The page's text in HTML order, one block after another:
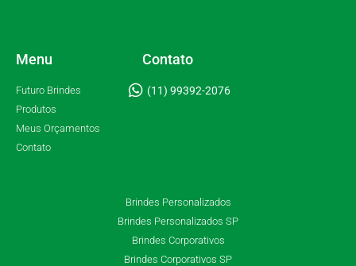
Menu
Futuro Brindes
Produtos
Meus Orçamentos
Contato
Contato
(11) 99392-2076
Brindes Personalizados
Brindes Personalizados SP
Brindes Corporativos
Brindes Corporativos SP